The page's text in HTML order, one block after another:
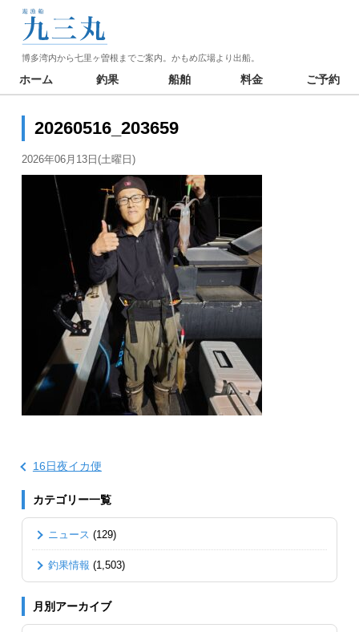
博多湾内から七里ヶ曽根までご案内。かもめ広場より出船。
ホーム 釣果 船舶 料金 ご予約
20260516_203659
2026年06月13日(土曜日)
16日夜イカ便
カテゴリー一覧
ニュース (129)
釣果情報 (1,503)
月別アーカイブ